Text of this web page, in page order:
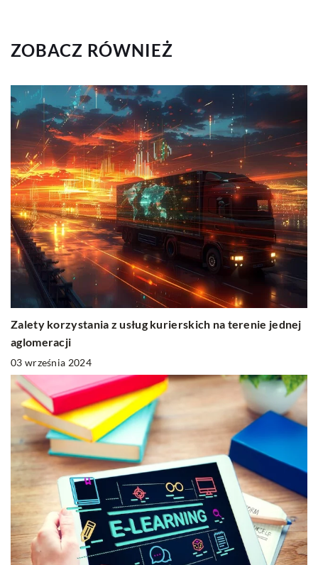
ZOBACZ RÓWNIEŻ
Zalety korzystania z usług kurierskich na terenie jednej
aglomeracji
03 września 2024